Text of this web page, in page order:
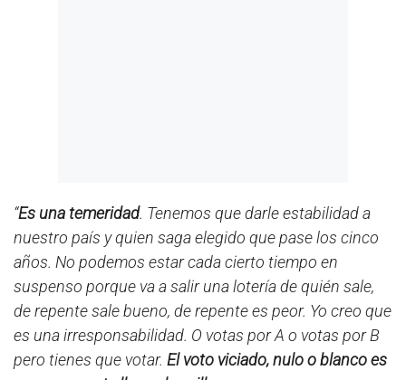
“Es una temeridad. Tenemos que darle estabilidad a
nuestro país y quien saga elegido que pase los cinco
años. No podemos estar cada cierto tiempo en
suspenso porque va a salir una lotería de quién sale,
de repente sale bueno, de repente es peor. Yo creo que
es una irresponsabilidad. O votas por A o votas por B
pero tienes que votar. El voto viciado, nulo o blanco es